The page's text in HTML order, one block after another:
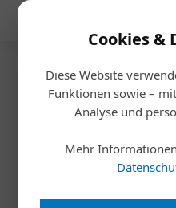
Cookies &
Diese Website
Funktionen sowie –
Analyse und
Mehr
Startseite
ESC 2026 in
der